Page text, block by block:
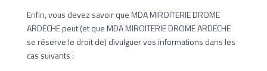
Enfin, vous devez savoir que MDA MIROITERIE DROME
ARDECHE peut (et que MDA MIROITERIE DROME ARDECHE
se réserve le droit de) divulguer vos informations dans les
cas suivants :